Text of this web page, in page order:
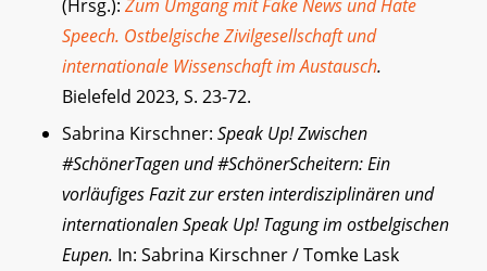
(Hrsg.): Zum Umgang mit Fake News und Hate
Speech. Ostbelgische Zivilgesellschaft und
internationale Wissenschaft im Austausch.
Bielefeld 2023, S. 23-72.
Sabrina Kirschner: Speak Up! Zwischen
#SchönerTagen und #SchönerScheitern: Ein
vorläufiges Fazit zur ersten interdisziplinären und
internationalen Speak Up! Tagung im ostbelgischen
Eupen. In: Sabrina Kirschner / Tomke Lask